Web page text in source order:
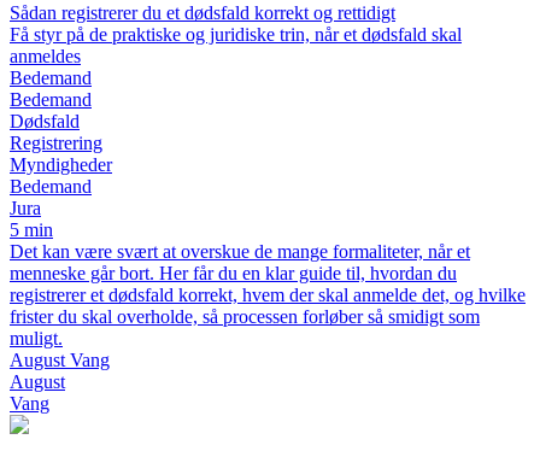
Sådan registrerer du et dødsfald korrekt og rettidigt
Få styr på de praktiske og juridiske trin, når et dødsfald skal
anmeldes
Bedemand
Bedemand
Dødsfald
Registrering
Myndigheder
Bedemand
Jura
5 min
Det kan være svært at overskue de mange formaliteter, når et
menneske går bort. Her får du en klar guide til, hvordan du
registrerer et dødsfald korrekt, hvem der skal anmelde det, og hvilke
frister du skal overholde, så processen forløber så smidigt som
muligt.
August Vang
August
Vang